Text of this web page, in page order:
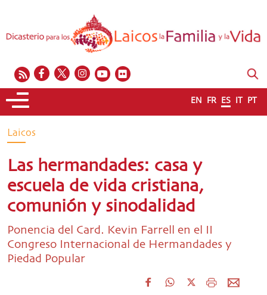
EN FR ES IT PT
Laicos
Las hermandades: casa y
escuela de vida cristiana,
comunión y sinodalidad
Ponencia del Card. Kevin Farrell en el II
Congreso Internacional de Hermandades y
Piedad Popular